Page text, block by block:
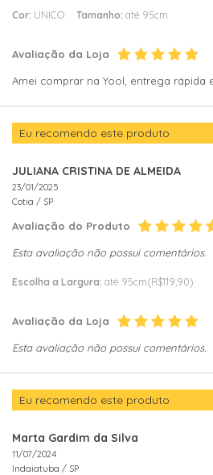
Cor: UNICO Tamanho: até 95cm
Avaliação da Loja
Amei comprar na Yool, entrega rápida
Eu recomendo este produto
JULIANA CRISTINA DE ALMEIDA
23/01/2025
Cotia / SP
Avaliação do Produto
Esta avaliação não possui comentários.
Escolha a Largura: até 95cm(R$119,90)
Avaliação da Loja
Esta avaliação não possui comentários.
Eu recomendo este produto
Marta Gardim da Silva
11/07/2024
Indaiatuba / SP